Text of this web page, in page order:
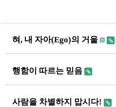
혀, 내 자아(Ego)의 거울
행함이 따르는 믿음
사람을 차별하지 맙시다!